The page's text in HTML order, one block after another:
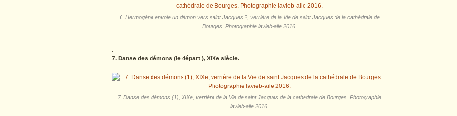
6. Hermogène envoie un démon vers saint Jacques ?, verrière de la Vie de saint Jacques de la cathédrale de
Bourges. Photographie lavieb-aile 2016.
.
7. Danse des démons (le départ ), XIXe siècle.
7. Danse des démons (1), XIXe, verrière de la Vie de saint Jacques de la cathédrale de Bourges. Photographie
lavieb-aile 2016.